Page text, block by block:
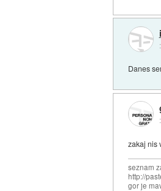
Danes
zakaj nis
seznam
http://
gor je